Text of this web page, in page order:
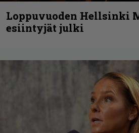
Loppuvuoden Hellsinki
esiintyjät julki